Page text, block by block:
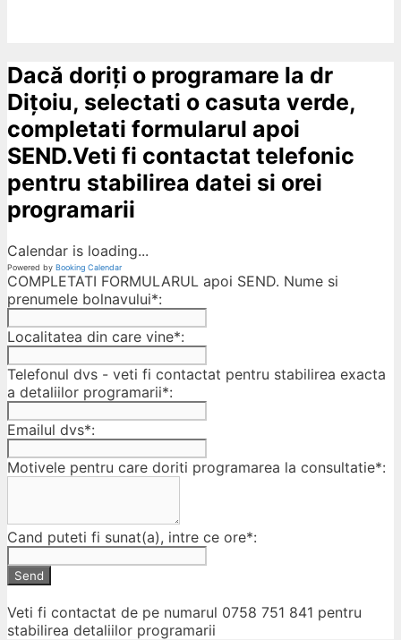
Dacă doriți o programare la dr
Dițoiu, selectati o casuta verde,
completati formularul apoi
SEND.Veti fi contactat telefonic
pentru stabilirea datei si orei
programarii
Calendar is loading...
Powered by Booking Calendar
COMPLETATI FORMULARUL apoi SEND. Nume si
prenumele bolnavului*:
Localitatea din care vine*:
Telefonul dvs - veti fi contactat pentru stabilirea exacta
a detaliilor programarii*:
Emailul dvs*:
Motivele pentru care doriti programarea la consultatie*:
Cand puteti fi sunat(a), intre ce ore*:
Send
Veti fi contactat de pe numarul 0758 751 841 pentru
stabilirea detaliilor programarii